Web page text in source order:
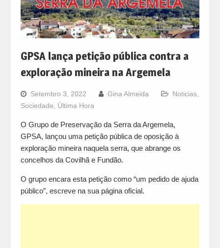
GPSA lança petição pública contra a
exploração mineira na Argemela
Setembro 3, 2022 Gina Almeida Noticias,
Sociedade
Última Hora
O Grupo de Preservação da Serra da Argemela,
GPSA, lançou uma petição pública de oposição à
exploração mineira naquela serra, que abrange os
concelhos da Covilhã e Fundão.
O grupo encara esta petição como “um pedido de ajuda
público”, escreve na sua página oficial.